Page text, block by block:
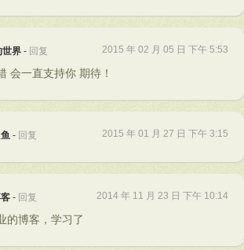
世界 - 回复 2015 年 02 月 05 日 下午 5:53
会一直支持你 期待！
- 回复 2015 年 01 月 27 日 下午 3:15
- 回复 2014 年 11 月 23 日 下午 10:14
的博客，学习了